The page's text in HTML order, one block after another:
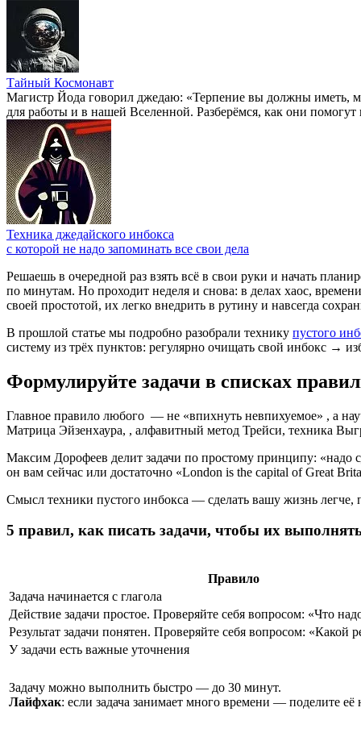
Тайный Космонавт
Магистр Йода говорил джедаю: «Терпение вы должны иметь,
для работы и в нашей Вселенной. Разберёмся, как они помогут
Техника джедайского инбокса
с которой не надо запоминать все свои дела
Решаешь в очередной раз взять всё в свои руки и начать
по минутам. Но проходит неделя и снова: в делах хаос, времени
своей простотой, их легко внедрить в рутину и навсегда
В прошлой статье мы подробно разобрали технику пустого
систему из трёх пунктов: регулярно очищать свой инбокс →
Формулируйте задачи в списках
Главное правило любого — не «впихнуть невпихуемое» , а
Матрица Эйзенхаура, , алфавитный метод Трейси, техника
Максим Дорофеев делит задачи по простому принципу: «надо
он вам сейчас или достаточно «London is the capital of Great
Смысл техники пустого инбокса — сделать вашу жизнь легче,
5 правил, как писать задачи, чтобы их
Правило
Задача начинается с глагола
Действие задачи простое. Проверяйте себя вопросом: «Что
Результат задачи понятен. Проверяйте себя вопросом: «Какой
У задачи есть важные уточнения
Задачу можно выполнить быстро — до 30 минут.
Лайфхак: если задача занимает много времени — поделите её